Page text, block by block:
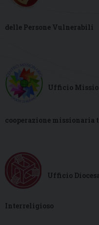
delle Persone Vulnerabili
Ufficio
cooperazione missionaria
Ufficio
Interreligioso